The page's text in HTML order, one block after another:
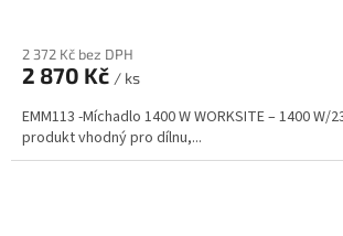
2 372 Kč bez DPH
2 870 Kč / ks
EMM113 -Míchadlo 1400 W WORKSITE – 1400 W/
produkt vhodný pro dílnu,...